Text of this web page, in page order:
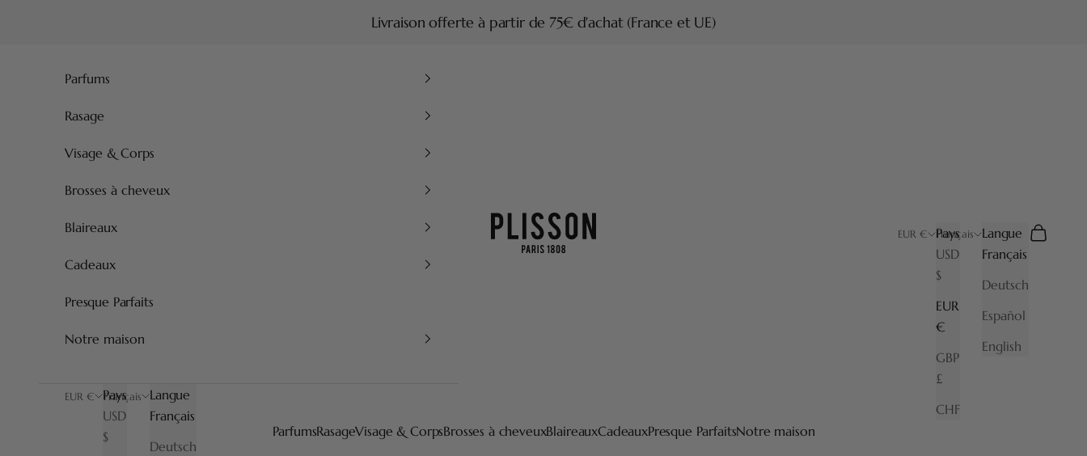
Livraison offerte à partir de 75€ d'achat (France et UE)
Plisson 1808
ParfumsRasageVisage & CorpsBrosses à cheveuxBlaireauxCadeauxPresque ParfaitsNotre maison
EUR €
Pays
USD
$
EUR
€
GBP
£
CHF
Français
Langue
Français
Deutsch
Español
English
Recherche
Panier
Parfums
Rasage
Visage & Corps
Brosses à cheveux
Blaireaux
Cadeaux
Presque Parfaits
Notre maison
EUR €
Pays
USD
$
Français
Langue
Français
Deutsch